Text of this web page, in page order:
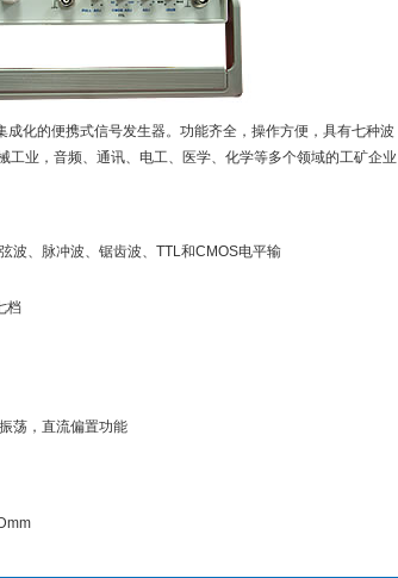
化的便携式信号发生器。功能齐全，操作方便，具有七种波
业，音频、通讯、电工、医学、化学等多个领域的工矿企业
波、脉冲波、锯齿波、TTL和CMOS电平输
档
荡，直流偏置功能